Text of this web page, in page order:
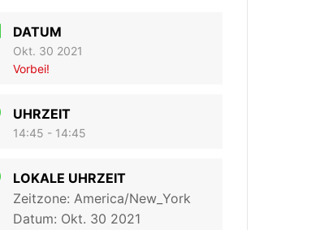
DATUM
Okt. 30 2021
Vorbei!
UHRZEIT
14:45 - 14:45
LOKALE UHRZEIT
Zeitzone:America/New_York
Datum: Okt. 30 2021